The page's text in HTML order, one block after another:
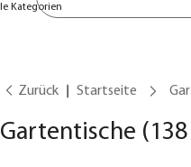
Kategorien
Zurück Startseite
Gartentische